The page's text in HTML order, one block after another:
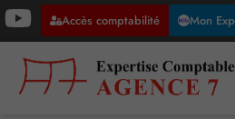
Accès comptabilité Mon